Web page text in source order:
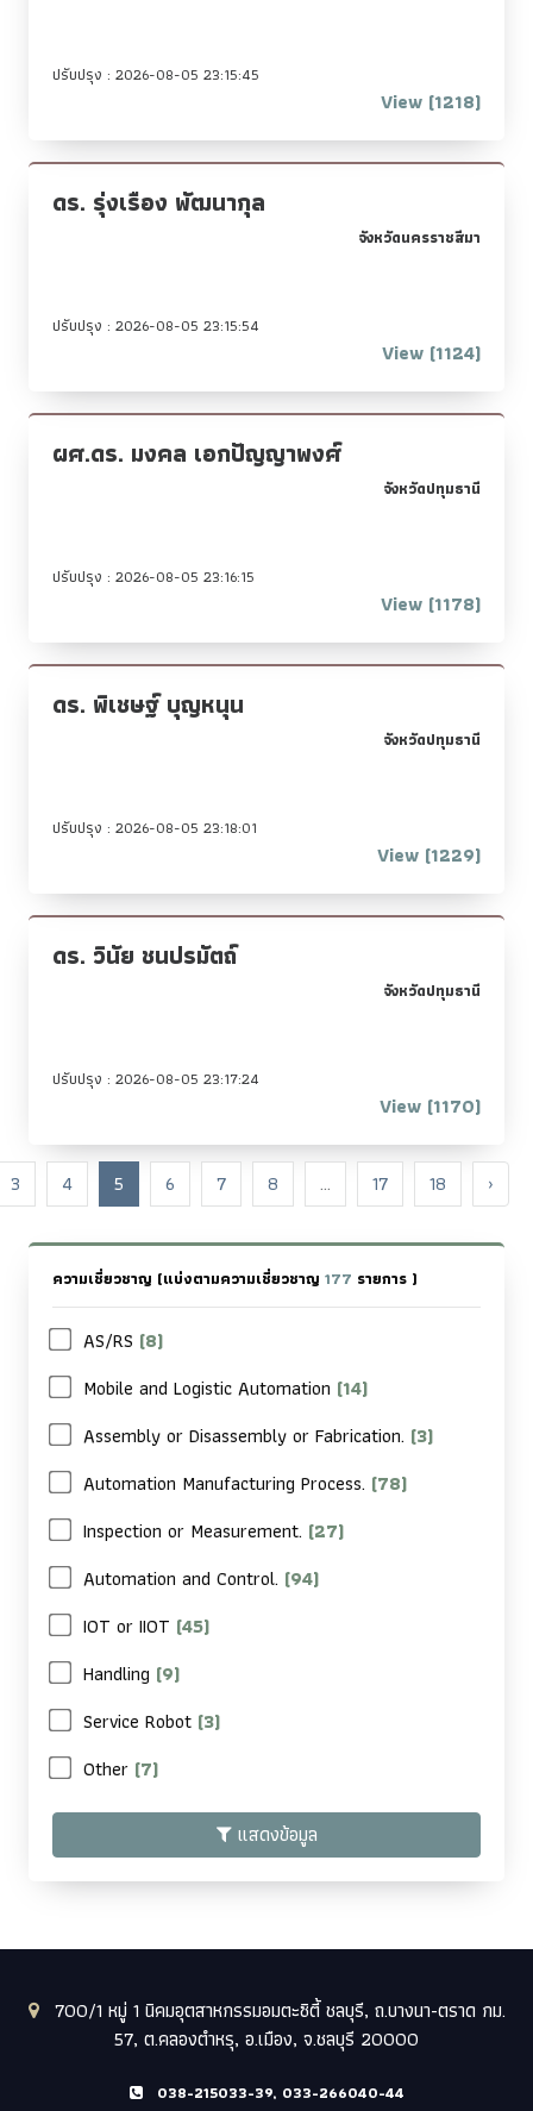
ปรับปรุง : 2026-08-05 23:15:45
View (1218)
ดร. รุ่งเรือง พัฒนากุล
จังหวัดนครราชสีมา
ปรับปรุง : 2026-08-05 23:15:54
View (1124)
ผศ.ดร. มงคล เอกปัญญาพงศ์
จังหวัดปทุมธานี
ปรับปรุง : 2026-08-05 23:16:15
View (1178)
ดร. พิเชษฐ์ บุญหนุน
จังหวัดปทุมธานี
ปรับปรุง : 2026-08-05 23:18:01
View (1229)
ดร. วินัย ชนปรมัตถ์
จังหวัดปทุมธานี
ปรับปรุง : 2026-08-05 23:17:24
View (1170)
3 4 5 6 7 8 ... 17 18 ›
ความเชี่ยวชาญ (แบ่งตามความเชี่ยวชาญ 177 รายการ )
AS/RS (8)
Mobile and Logistic Automation (14)
Assembly or Disassembly or Fabrication. (3)
Automation Manufacturing Process. (78)
Inspection or Measurement. (27)
Automation and Control. (94)
IOT or IIOT (45)
Handling (9)
Service Robot (3)
Other (7)
แสดงข้อมูล
700/1 หมู่ 1 นิคมอุตสาหกรรมอมตะซิตี้ ชลบุรี, ถ.บางนา-ตราด กม.
57, ต.คลองตำหรุ, อ.เมือง, จ.ชลบุรี 20000
038-215033-39, 033-266040-44